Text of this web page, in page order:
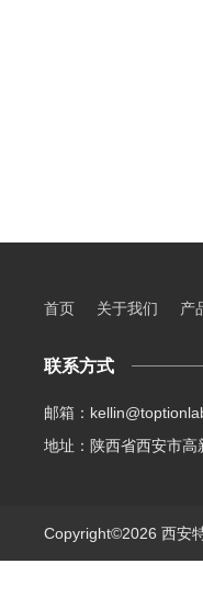
首页 关于我们 产
联系方式
邮箱：
地址：陕西省西安市高
Copyright©2026 西安